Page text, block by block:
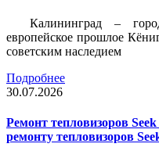
Калининград –
европейское прошлое
советским наследием
Подробнее
30.07.2026
Ремонт тепловизоров
ремонту тепловизоров